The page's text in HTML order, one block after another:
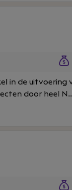
in de
door heel